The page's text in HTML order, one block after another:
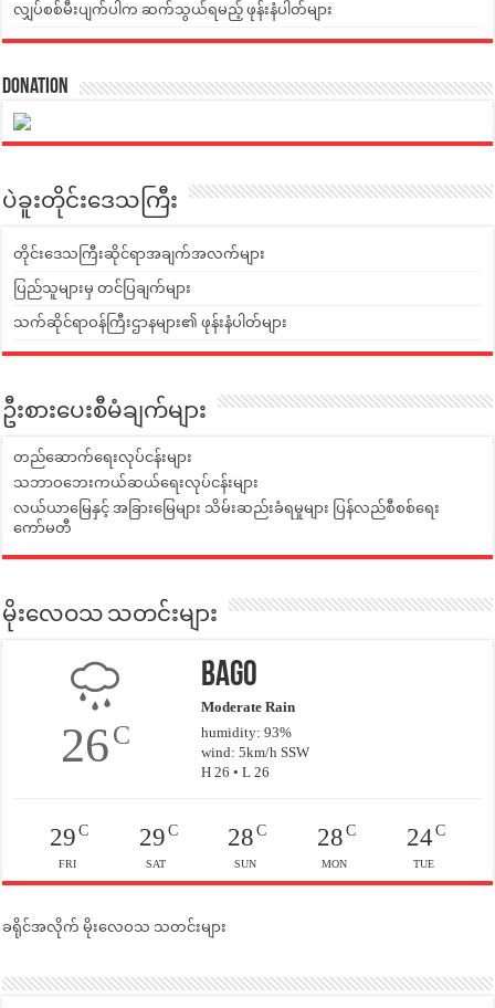
လျှပ်စစ်မီးပျက်ပါက ဆက်သွယ်ရမည့် ဖုန်းနံပါတ်များ
Donation
ပဲခူးတိုင်းဒေသကြီး
တိုင်းဒေသကြီးဆိုင်ရာအချက်အလက်များ
ပြည်သူများမှ တင်ပြချက်များ
သက်ဆိုင်ရာဝန်ကြီးဌာနများ၏ ဖုန်းနံပါတ်များ
ဦးစားပေးစီမံချက်များ
တည်ဆောက်ရေးလုပ်ငန်းများ
သဘာဝဘေးကယ်ဆယ်ရေးလုပ်ငန်းများ
လယ်ယာမြေနှင့် အခြားမြေများ သိမ်းဆည်းခံရမှုများ ပြန်လည်စီစစ်ရေး
ကော်မတီ
မိုးလေဝသ သတင်းများ
26C
Bago
Moderate Rain
humidity: 93%
wind: 5km/h SSW
H 26 • L 26
29C
FRI
29C
SAT
28 C
SUN
28C
MON
24C
TUE
ခရိုင်အလိုက် မိုးလေဝသ သတင်းများ